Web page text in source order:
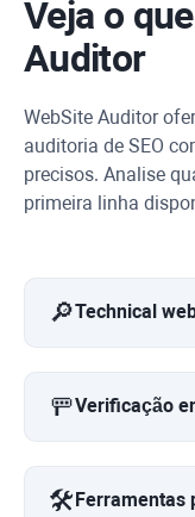
Veja o
Auditor
WebSite Auditor
auditoria de SEO
precisos. Analise
primeira linha
🔎Technical
🚥Verificação
🛠️Ferramentas